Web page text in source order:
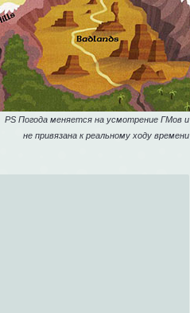
PS Погода меняется на усмотрение ГМов и
не привязана к реальному ходу времени